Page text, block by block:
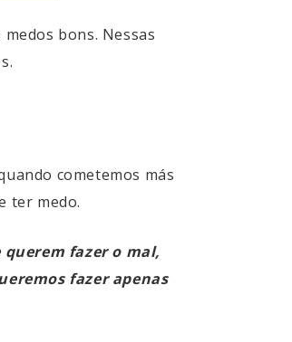
bons. Nessas
cometemos más
ter medo.
querem fazer o mal,
fazer apenas